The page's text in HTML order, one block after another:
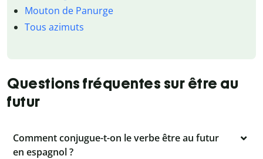
Mouton de Panurge
Tous azimuts
Questions fréquentes sur être au
futur
Comment conjugue-t-on le verbe être au futur
en espagnol ?